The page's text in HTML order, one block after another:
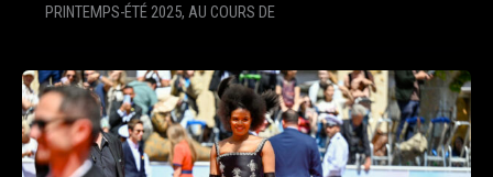
PRINTEMPS-ÉTÉ 2025, AU COURS DE